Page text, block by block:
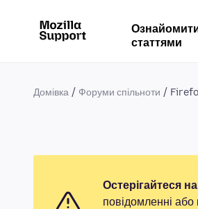
статтями
Домівка Форуми спільноти
Остерігайтеся
повідомленні